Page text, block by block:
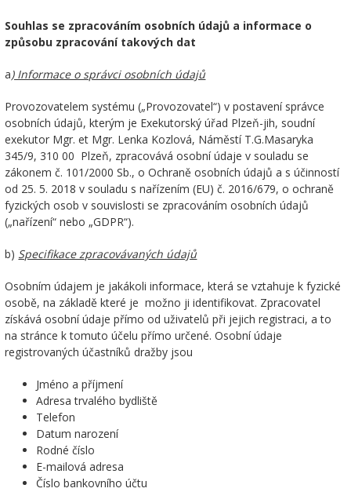
Souhlas se zpracováním osobních údajů a informace o
způsobu zpracování takových dat
a) Informace o správci osobních údajů
Provozovatelem systému („Provozovatel“) v postavení správce
osobních údajů, kterým je Exekutorský úřad Plzeň-jih, soudní
exekutor Mgr. et Mgr. Lenka Kozlová, Náměstí T.G.Masaryka
345/9, 310 00 Plzeň, zpracovává osobní údaje v souladu se
zákonem č. 101/2000 Sb., o Ochraně osobních údajů a s účinností
od 25. 5. 2018 v souladu s nařízením (EU) č. 2016/679, o ochraně
fyzických osob v souvislosti se zpracováním osobních údajů
(„nařízení“ nebo „GDPR“).
b) Specifikace zpracovávaných údajů
Osobním údajem je jakákoli informace, která se vztahuje k fyzické
osobě, na základě které je možno ji identifikovat. Zpracovatel
získává osobní údaje přímo od uživatelů při jejich registraci, a to
na stránce k tomuto účelu přímo určené. Osobní údaje
registrovaných účastníků dražby jsou
Jméno a příjmení
Adresa trvalého bydliště
Telefon
Datum narození
Rodné číslo
E-mailová adresa
Číslo bankovního účtu